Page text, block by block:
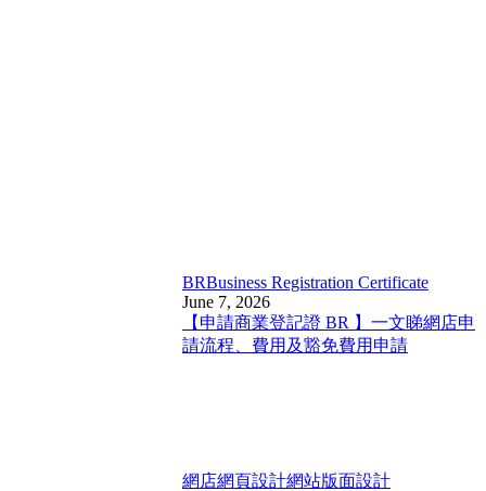
BRBusiness Registration Certificate
June 7, 2026
【申請商業登記證 BR 】一文睇網店申
請流程、費用及豁免費用申請
網店網頁設計網站版面設計